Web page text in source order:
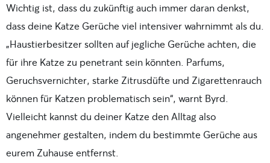
Wichtig ist, dass du zukünftig auch immer daran denkst,
dass deine Katze Gerüche viel intensiver wahrnimmt als du.
„Haustierbesitzer sollten auf jegliche Gerüche achten, die
für ihre Katze zu penetrant sein könnten. Parfums,
Geruchsvernichter, starke Zitrusdüfte und Zigarettenrauch
können für Katzen problematisch sein“, warnt Byrd.
Vielleicht kannst du deiner Katze den Alltag also
angenehmer gestalten, indem du bestimmte Gerüche aus
eurem Zuhause entfernst.